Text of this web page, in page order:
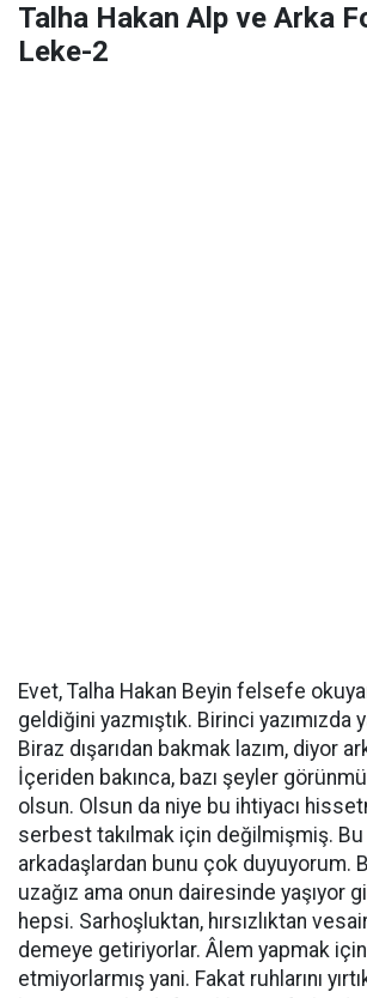
Talha Hakan Alp ve Arka
Leke-2
Evet, Talha Hakan Beyin felsefe
geldiğini yazmıştık. Birinci yazımızda
Biraz dışarıdan bakmak lazım, diyor
İçeriden bakınca, bazı şeyler
olsun. Olsun da niye bu ihtiyacı
serbest takılmak için değilmişmiş.
arkadaşlardan bunu çok duyuyorum.
uzağız ama onun dairesinde yaşıyor
hepsi. Sarhoşluktan, hırsızlıktan
demeye getiriyorlar. Âlem yapmak
etmiyorlarmış yani. Fakat ruhlarını